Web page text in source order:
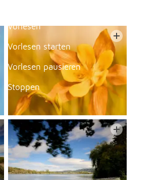
Vorlesen
Vorlesen starten
Vorlesen pausieren
Stoppen